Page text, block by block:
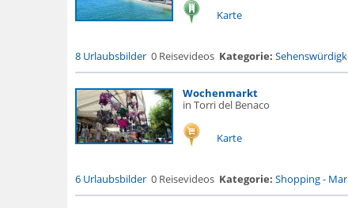
Karte
8 Urlaubsbilder 0 Reisevideos Kategorie:
Wochenmarkt
in Torri del Benaco
Karte
6 Urlaubsbilder 0 Reisevideos Kategorie: Shopping-